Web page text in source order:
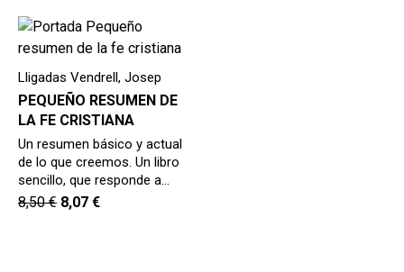
Lligadas Vendrell, Josep
PEQUEÑO RESUMEN DE
LA FE CRISTIANA
Un resumen básico y actual
de lo que creemos. Un libro
sencillo, que responde a…
8,50€ 8,07 €